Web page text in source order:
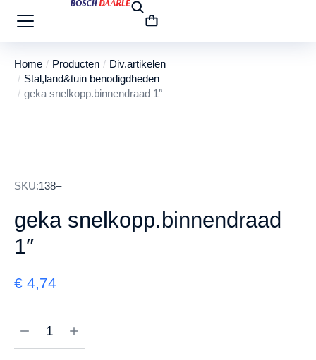
Je bent hier:
Home Producten
Div.artikelen
Stal,land&tuin benodigdheden
geka snelkopp.binnendraad 1″
SKU:138–
geka snelkopp.binnendraad
1″
€ 4,74